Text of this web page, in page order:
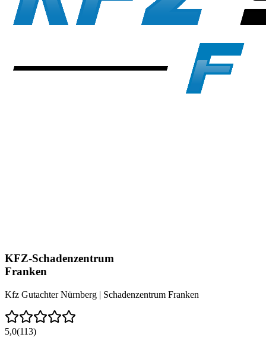
KFZ-Schadenzentrum
Franken
Kfz Gutachter Nürnberg | Schadenzentrum Franken
5,0(113)